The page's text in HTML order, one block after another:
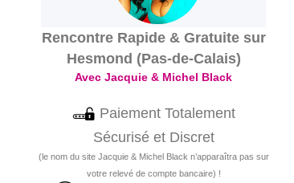
Rencontre Rapide & Gratuite sur
Hesmond (Pas-de-Calais)
Avec Jacquie & Michel Black
Paiement Totalement
Sécurisé et Discret
(le nom du site Jacquie & Michel Black n’apparaîtra pas sur
votre relevé de compte bancaire) !